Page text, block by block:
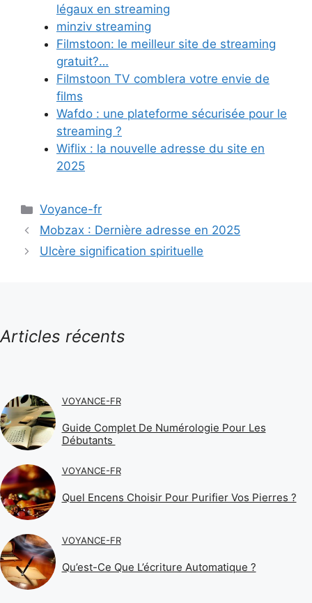
légaux en streaming
minziv streaming
Filmstoon: le meilleur site de streaming
gratuit?…
Filmstoon TV comblera votre envie de
films
Wafdo : une plateforme sécurisée pour le
streaming ?
Wiflix : la nouvelle adresse du site en
2025
Catégories
Voyance-fr
Mobzax : Dernière adresse en 2025
Ulcère signification spirituelle
Articles récents
VOYANCE-FR
Guide Complet De Numérologie Pour Les
Débutants
VOYANCE-FR
Quel Encens Choisir Pour Purifier Vos Pierres ?
VOYANCE-FR
Qu’est-Ce Que L’écriture Automatique ?